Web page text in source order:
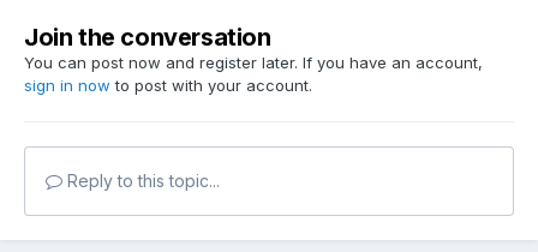
Join the conversation
You can post now and register later. If you have an account,
sign in now to post with your account.
Reply to this topic...